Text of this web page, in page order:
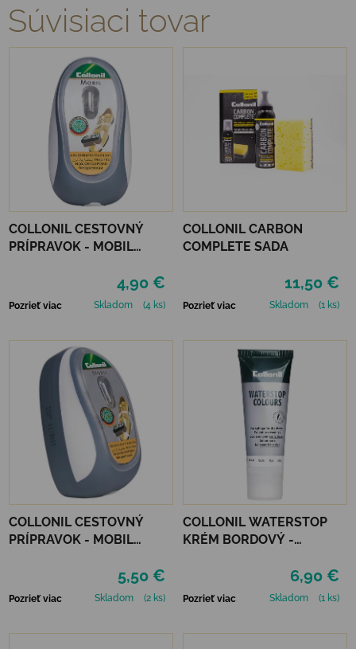
Súvisiaci tovar
COLLONIL CESTOVNÝ
PRÍPRAVOK - MOBIL
4,90 €
Pozrieť viac Skladom (4 ks)
COLLONIL CARBON
COMPLETE SADA
11,50 €
Pozrieť viac Skladom (1 ks)
COLLONIL CESTOVNÝ
PRÍPRAVOK - MOBIL
5,50 €
Pozrieť viac Skladom (2 ks)
COLLONIL WATERSTOP
KRÉM BORDOVÝ -
6,90 €
Pozrieť viac Skladom (1 ks)